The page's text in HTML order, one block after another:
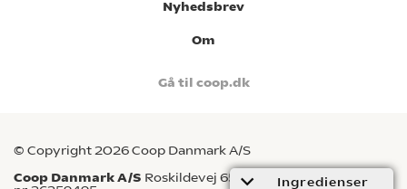
Ingredienser
Nyhedsbrev
Om
Gå til coop.dk
© Copyright 2026 Coop Danmark A/S
Coop Danmark A/S Roskildevej 65, 2620 Albertslund CVR-